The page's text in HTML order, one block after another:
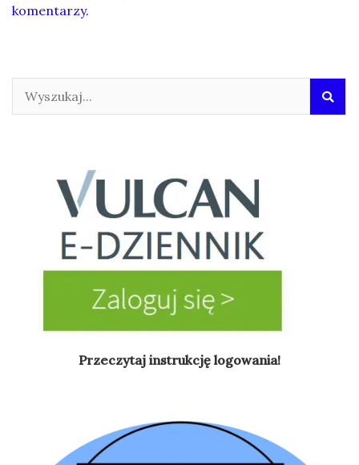
komentarzy.
Przeczytaj instrukcję logowania!